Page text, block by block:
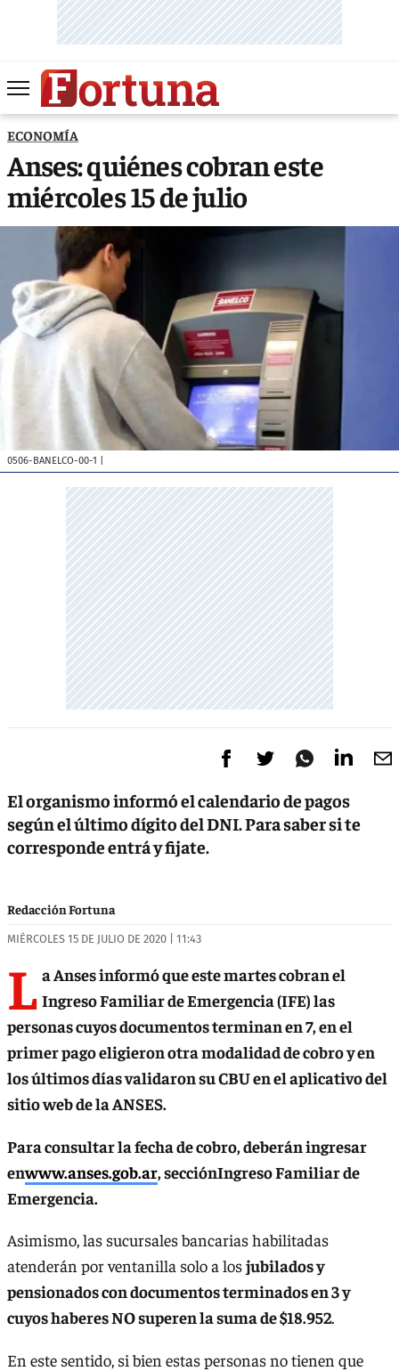
ECONOMÍA
Anses: quiénes cobran este
miércoles 15 de julio
0506-BANELCO-00-1
El organismo informó el calendario de pagos
según el último dígito del DNI. Para saber si te
corresponde entrá y fijate.
Redacción Fortuna
MIÉRCOLES 15 DE JULIO DE 2020 | 11:43
L a Anses informó que este martes cobran el
Ingreso Familiar de Emergencia (IFE) las
personas cuyos documentos terminan en 7, en el
primer pago eligieron otra modalidad de cobro y en
los últimos días validaron su CBU en el aplicativo del
sitio web de la ANSES.
Para consultar la fecha de cobro, deberán ingresar
enwww.anses.gob.ar, secciónIngreso Familiar de
Emergencia.
Asimismo, las sucursales bancarias habilitadas
atenderán por ventanilla solo a losjubilados y
pensionados con documentos terminados en 3 y
cuyos haberes NO superen la suma de $18.952.
En este sentido, si bien estas personas no tienen que